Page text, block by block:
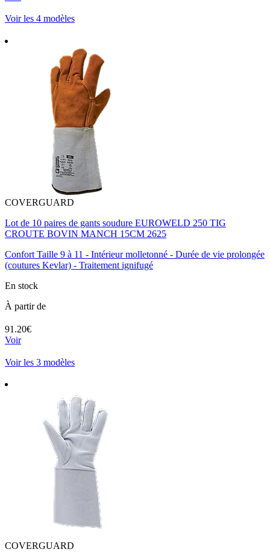
Voir les 4 modèles
COVERGUARD
Lot de 10 paires de gants soudure EUROWELD 250 TIG
CROUTE BOVIN MANCH 15CM 2625
Confort Taille 9 à 11 - Intérieur molletonné - Durée de vie prolongée
(coutures Kevlar) - Traitement ignifugé
En stock
À partir de
91.20€
Voir
Voir les 3 modèles
COVERGUARD